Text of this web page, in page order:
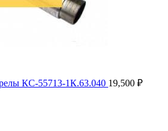
КС-55713-1К.63.040 19,500 ₽